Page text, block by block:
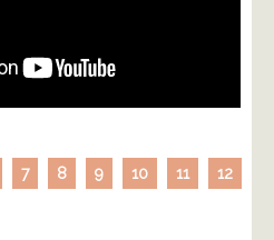
7 8 9 10 11 12